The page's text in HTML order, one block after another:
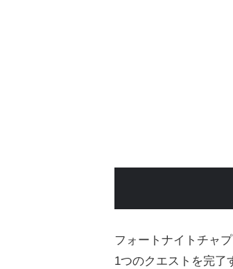
フォートナイトチャ
1つのクエストを完了